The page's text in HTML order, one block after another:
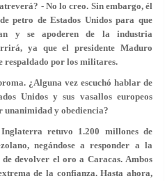
- No lo creo. Sin embargo, él
petro de Estados Unidos para que
y se apoderen de la industria
ya que el presidente Maduro
respaldado por los militares.
¿Alguna vez escuchó hablar de
Unidos y sus vasallos europeos
unanimidad y obediencia?
retuvo 1.200 millones de
negándose a responder a la
devolver el oro a Caracas. Ambos
de la confianza. Hasta ahora,